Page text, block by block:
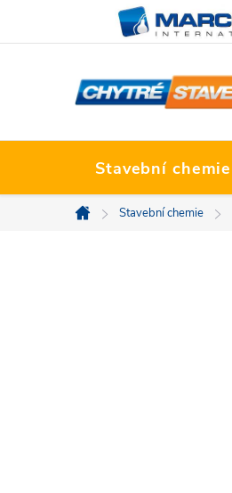
Stavební chemie
Domů
Stavební chemie